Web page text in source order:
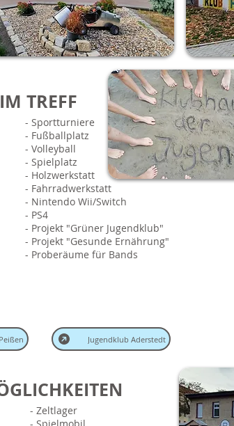
- Sportturniere
- Fußballplatz
- Volleyball
- Spielplatz
- Holzwerkstatt
- Fahrradwerkstatt
- Nintendo Wii/Switch
- PS4
- Projekt "Grüner Jugendklub"
- Projekt "Gesunde Ernährung"
- Proberäume für Bands
TREFF
Jugendklub Aderstedt
- Zeltlager